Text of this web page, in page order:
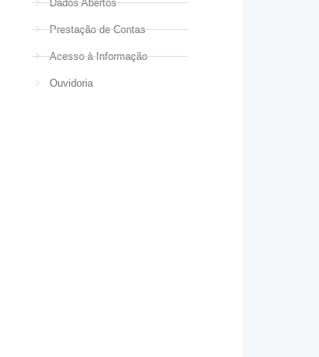
Dados Abertos
Prestação de Contas
Acesso à Informação
Ouvidoria